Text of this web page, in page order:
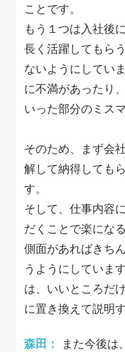
ことです。
もう１つは入社後
長く活躍してもら
ないようにしてい
に不満があったり
いった部分のミス
そのため、まず会
解して納得しても
す。
そして、仕事内容
だくことで楽にな
側面があればきち
うようにしていま
は、いいところだ
に置き換えて説明
森田： また今後は